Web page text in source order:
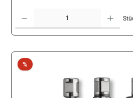
%Rabatt